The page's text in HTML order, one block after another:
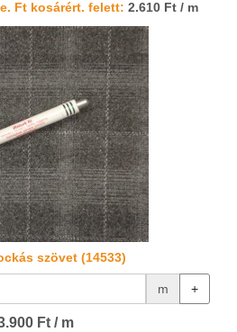
Ft kosárért. felett: 2.610 Ft / m
szövet (14533)
m +
Ft / m